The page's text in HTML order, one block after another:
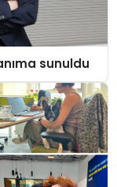
sunuldu